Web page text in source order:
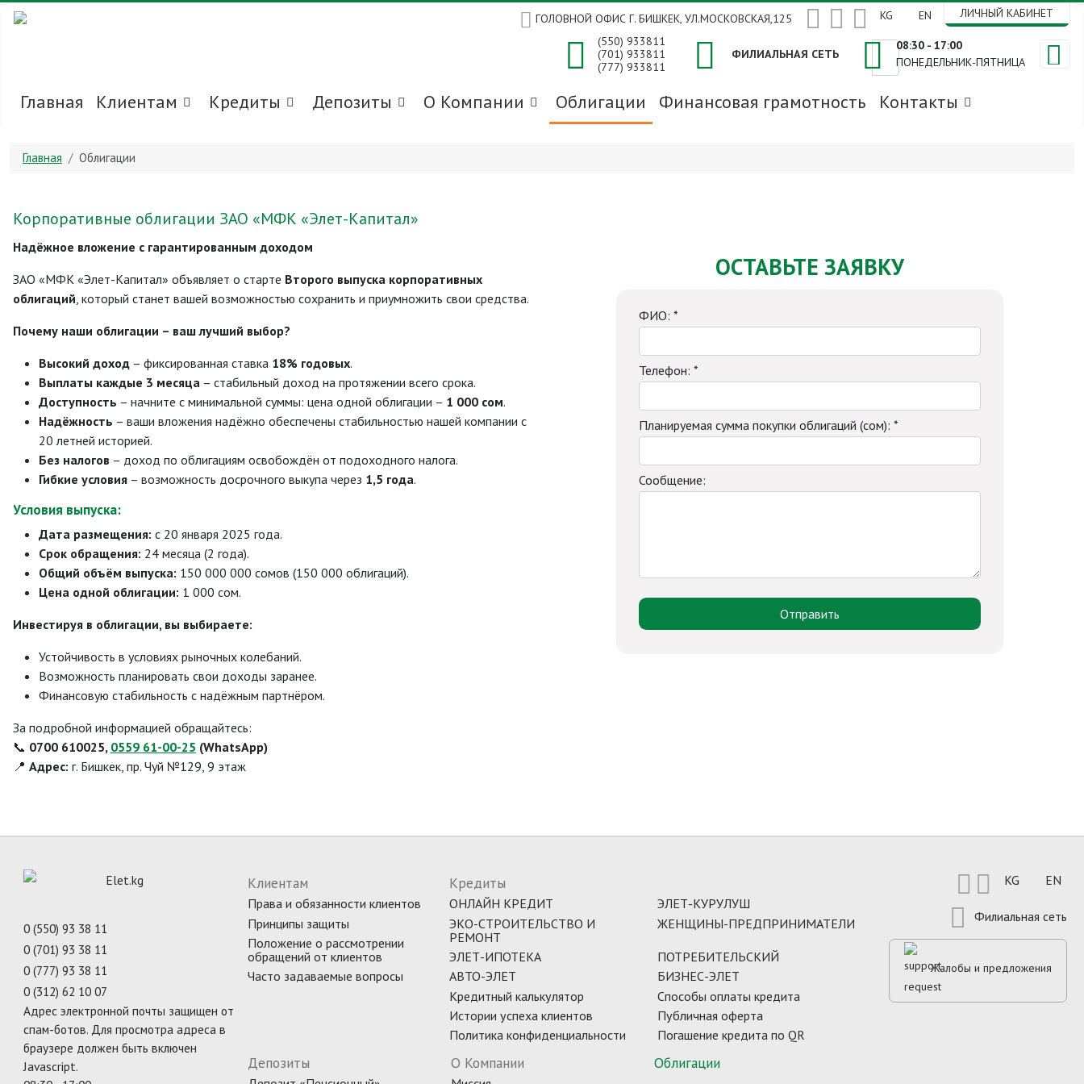
ГОЛОВНОЙ ОФИС Г. БИШКЕК, УЛ.МОСКОВСКАЯ,125   Выберите язык
KG EN
ЛИЧНЫЙ КАБИНЕТ
(550) 933811
(701) 933811
(777) 933811
ФИЛИАЛЬНАЯ СЕТЬ
08:30 - 17:00
ПОНЕДЕЛЬНИК-ПЯТНИЦА
Поиск
Главная Клиентам Кредиты Депозиты О Компании Облигации Финансовая грамотность Контакты
Главная Облигации
Корпоративные облигации ЗАО «МФК «Элет-Капитал»
Надёжное вложение с гарантированным доходом
ЗАО «МФК «Элет-Капитал» объявляет о старте Второго выпуска корпоративных
облигаций, который станет вашей возможностью сохранить и приумножить свои средства.
Почему наши облигации – ваш лучший выбор?
Высокий доход – фиксированная ставка 18% годовых.
Выплаты каждые 3 месяца – стабильный доход на протяжении всего срока.
Доступность – начните с минимальной суммы: цена одной облигации – 1 000 сом.
Надёжность – ваши вложения надёжно обеспечены стабильностью нашей компании с
20 летней историей.
Без налогов – доход по облигациям освобождён от подоходного налога.
Гибкие условия – возможность досрочного выкупа через 1,5 года.
Условия выпуска:
Дата размещения: с 20 января 2025 года.
Срок обращения: 24 месяца (2 года).
Общий объём выпуска: 150 000 000 сомов (150 000 облигаций).
Цена одной облигации: 1 000 сом.
Инвестируя в облигации, вы выбираете:
Устойчивость в условиях рыночных колебаний.
Возможность планировать свои доходы заранее.
Финансовую стабильность с надёжным партнёром.
За подробной информацией обращайтесь:
📞 0700 610025, 0559 61-00-25 (WhatsApp)
📍 Адрес: г. Бишкек, пр. Чуй №129, 9 этаж
ОСТАВЬТЕ ЗАЯВКУ
ФИО: *
Телефон: *
Планируемая сумма покупки облигаций (сом): *
Сообщение:
0 (550) 93 38 11
0 (701) 93 38 11
0 (777) 93 38 11
0 (312) 62 10 07
Адрес электронной почты защищен от
спам-ботов. Для просмотра адреса в
браузере должен быть включен
Javascript.
Клиентам
Права и обязанности клиентов
Принципы защиты
Положение о рассмотрении
обращений от клиентов
Часто задаваемые вопросы
Кредиты
ОНЛАЙН КРЕДИТ
ЭЛЕТ-КУРУЛУШ
ЭКО-СТРОИТЕЛЬСТВО И
РЕМОНТ
ЖЕНЩИНЫ-ПРЕДПРИНИМАТЕЛИ
ЭЛЕТ-ИПОТЕКА
ПОТРЕБИТЕЛЬСКИЙ
АВТО-ЭЛЕТ
БИЗНЕС-ЭЛЕТ
Кредитный калькулятор
Способы оплаты кредита
Истории успеха клиентов
Публичная оферта
Политика конфиденциальности
Погашение кредита по QR
Депозиты О Компании Облигации
  Выберите язык
KG EN
Филиальная сеть
Жалобы и предложения